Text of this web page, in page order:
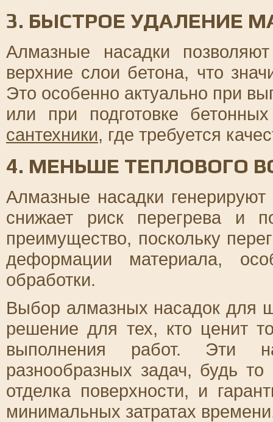
3. БЫСТРОЕ УДАЛЕНИЕ
Алмазные насадки
верхние слои бетона, что
Это особенно актуально при
или при подготовке
сантехники, где требуется
4. МЕНЬШЕ ТЕПЛОВОГО
Алмазные насадки
снижает риск перегрева и
преимущество, поскольку
деформации материала,
обработки.
Выбор алмазных насадок для
решение для тех, кто ценит
выполнения работ. Эти
разнообразных задач, будь
отделка поверхности, и
минимальных затратах